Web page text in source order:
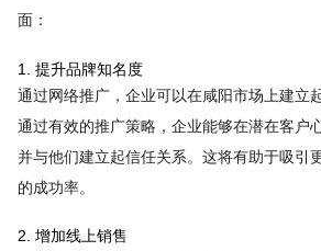
面：
1. 提升品牌知名度
通过网络推广，企业可以在咸阳市场上建立
通过有效的推广策略，企业能够在潜在客户
并与他们建立起信任关系。这将有助于吸引
的成功率。
2. 增加线上销售